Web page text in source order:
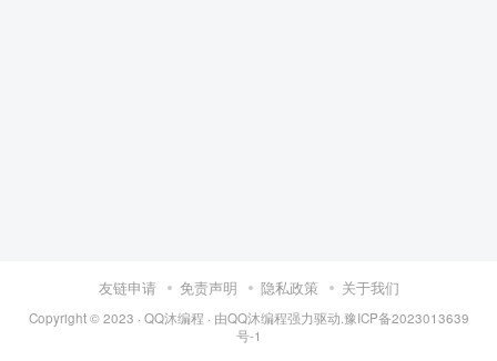
友链申请 免责声明 隐私政策 关于我们
Copyright © 2023 · QQ沐编程 · 由QQ沐编程强力驱动. 豫ICP备2023013639
号-1